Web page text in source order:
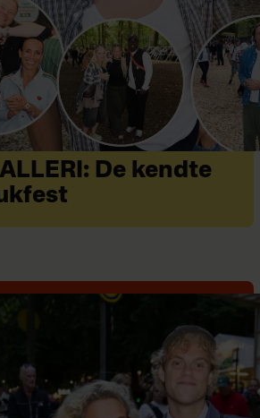
De kendte